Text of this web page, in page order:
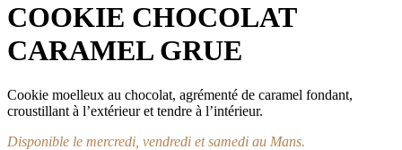
COOKIE CHOCOLAT
CARAMEL GRUE
Cookie moelleux au chocolat, agrémenté de caramel fondant,
croustillant à l’extérieur et tendre à l’intérieur.
Disponible le mercredi, vendredi et samedi au Mans.